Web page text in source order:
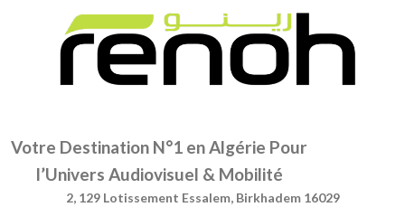
Votre Destination N°1 en Algérie Pour
l’Univers Audiovisuel & Mobilité
2, 129 Lotissement Essalem, Birkhadem 16029